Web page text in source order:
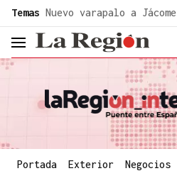
Temas Nuevo varapalo a Jácome
header.menu.open
Portada Exterior Negocios